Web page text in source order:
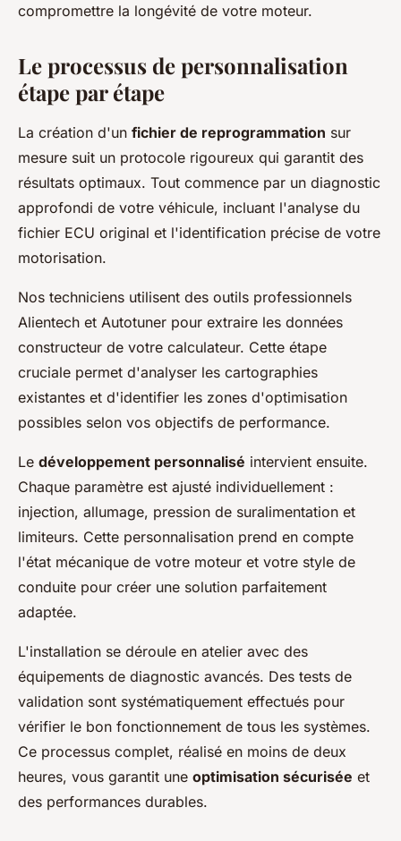
compromettre la longévité de votre moteur.
Le processus de personnalisation
étape par étape
La création d'un fichier de reprogrammation sur
mesure suit un protocole rigoureux qui garantit des
résultats optimaux. Tout commence par un diagnostic
approfondi de votre véhicule, incluant l'analyse du
fichier ECU original et l'identification précise de votre
motorisation.
Nos techniciens utilisent des outils professionnels
Alientech et Autotuner pour extraire les données
constructeur de votre calculateur. Cette étape
cruciale permet d'analyser les cartographies
existantes et d'identifier les zones d'optimisation
possibles selon vos objectifs de performance.
Le développement personnalisé intervient ensuite.
Chaque paramètre est ajusté individuellement :
injection, allumage, pression de suralimentation et
limiteurs. Cette personnalisation prend en compte
l'état mécanique de votre moteur et votre style de
conduite pour créer une solution parfaitement
adaptée.
L'installation se déroule en atelier avec des
équipements de diagnostic avancés. Des tests de
validation sont systématiquement effectués pour
vérifier le bon fonctionnement de tous les systèmes.
Ce processus complet, réalisé en moins de deux
heures, vous garantit une optimisation sécurisée et
des performances durables.